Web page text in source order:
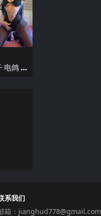
电鸽 N
系我们
箱： jianghud778@gmail.com